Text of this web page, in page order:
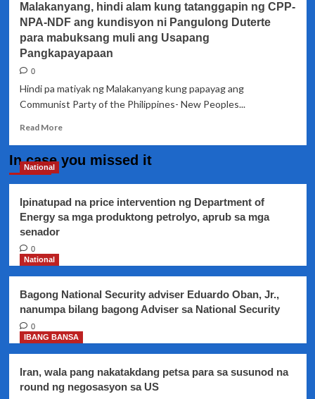
Malakanyang, hindi alam kung tatanggapin ng CPP-
NPA-NDF ang kundisyon ni Pangulong Duterte
para mabuksang muli ang Usapang
Pangkapayapaan
0
Hindi pa matiyak ng Malakanyang kung papayag ang
Communist Party of the Philippines- New Peoples...
Read MoreRead
Malakanyang,
kung
tatanggapin
kundisyon
ni
Duterte
para
muli
ang
In case you missed it
National
Ipinatupad na price intervention ng Department of
Energy sa mga produktong petrolyo, aprub sa mga
senador
0
National
Bagong National Security adviser Eduardo Oban, Jr.,
nanumpa bilang bagong Adviser sa National Security
0
IBANG BANSA
Iran, wala pang nakatakdang petsa para sa susunod na
round ng negosasyon sa US